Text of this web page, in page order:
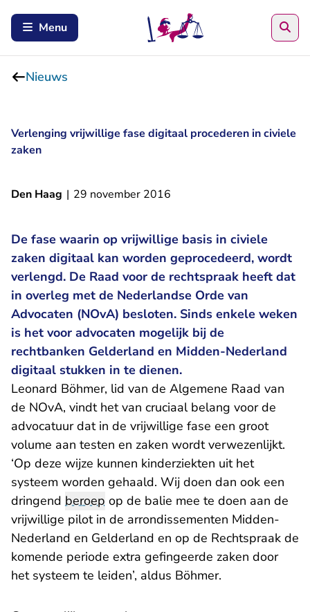
Menu
Nieuws
Verlenging vrijwillige fase digitaal procederen in civiele
zaken
Den Haag | 29 november 2016
De fase waarin op vrijwillige basis in civiele
zaken digitaal kan worden geprocedeerd, wordt
verlengd. De Raad voor de rechtspraak heeft dat
in overleg met de Nederlandse Orde van
Advocaten (NOvA) besloten. Sinds enkele weken
is het voor advocaten mogelijk bij de
rechtbanken Gelderland en Midden-Nederland
digitaal stukken in te dienen.
Leonard Böhmer, lid van de Algemene Raad van
de NOvA, vindt het van cruciaal belang voor de
advocatuur dat in de vrijwillige fase een groot
volume aan testen en zaken wordt verwezenlijkt.
‘Op deze wijze kunnen kinderziekten uit het
systeem worden gehaald. Wij doen dan ook een
dringend beroep op de balie mee te doen aan de
vrijwillige pilot in de arrondissementen Midden-
Nederland en Gelderland en op de Rechtspraak de
komende periode extra gefingeerde zaken door
het systeem te leiden’, aldus Böhmer.